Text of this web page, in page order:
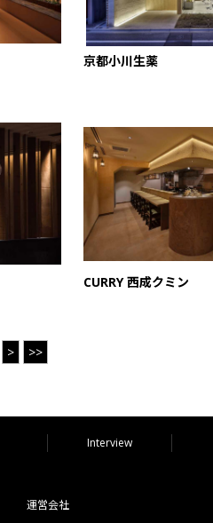
京都小川生薬
CURRY 西成クミン
> >>
Interview
運営会社